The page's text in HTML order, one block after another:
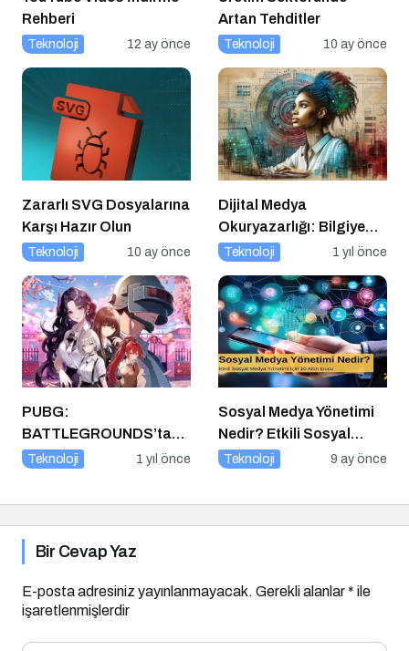
Rehberi
Teknoloji 12 ay önce
Artan Tehditler
Teknoloji 10 ay önce
Zararlı SVG Dosyalarına
Karşı Hazır Olun
Teknoloji 10 ay önce
Dijital Medya
Okuryazarlığı: Bilgiye
Erişimde Sorumluluk ve
Teknoloji 1 yıl önce
PUBG:
BATTLEGROUNDS’tan
1 Nisan Şakası
Teknoloji 1 yıl önce
Sosyal Medya Yönetimi
Nedir? Etkili Sosyal
Medya Yönetimi İçin 10
Teknoloji 9 ay önce
Bir Cevap Yaz
E-posta adresiniz yayınlanmayacak. Gerekli alanlar* ile
işaretlenmişlerdir